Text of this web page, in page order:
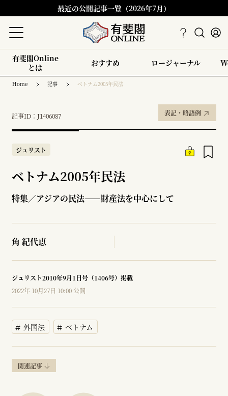
最近の公開記事一覧（2026年7月）
有斐閣Online
とは
おすすめ ロージャーナル
Home 記事 ベトナム2005年民法
記事ID：J1406087 表記・略語例
ジュリスト
ベトナム2005年民法
特集／アジアの民法――財産法を中心にして
角 紀代恵
ジュリスト2010年9月1日号（1406号）掲載
2022年 10月27日 10:00 公開
外国法 ベトナム
関連記事